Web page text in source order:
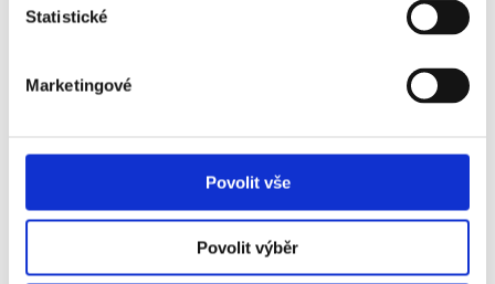
Statistické
Marketingové
Povolit vše
Povolit výběr
& Hove
VIP
Příplatky za doplňkové služby